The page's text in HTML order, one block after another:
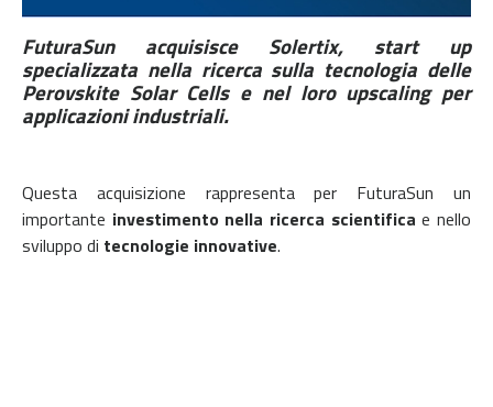
FuturaSun acquisisce Solertix, start up
specializzata nella ricerca sulla tecnologia delle
Perovskite Solar Cells e nel loro upscaling per
applicazioni industriali.
Questa acquisizione rappresenta per FuturaSun un
importante investimento nella ricerca scientifica e nello
sviluppo di tecnologie innovative.